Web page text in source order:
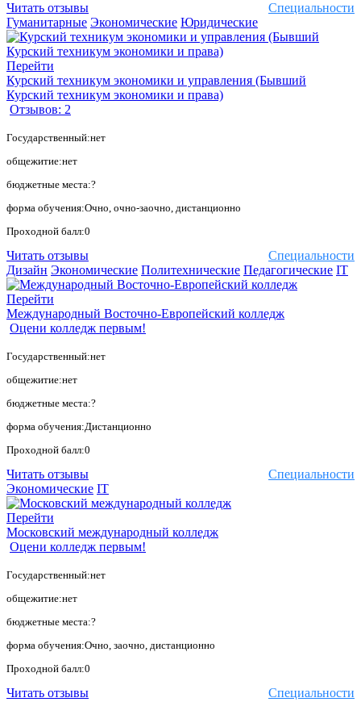
Специальности
Читать отзывы
Гуманитарные Экономические Юридические
Перейти
Курский техникум экономики и управления (Бывший
Курский техникум экономики и права)
Отзывов: 2
Государственный:нет
общежитие:нет
бюджетные места:?
форма обучения:Очно, очно-заочно, дистанционно
Проходной балл:0
Специальности
Читать отзывы
Дизайн Экономические Политехнические Педагогические IT
Перейти
Международный Восточно-Европейский колледж
Оцени колледж первым!
Государственный:нет
общежитие:нет
бюджетные места:?
форма обучения:Дистанционно
Проходной балл:0
Специальности
Читать отзывы
Экономические IT
Перейти
Московский международный колледж
Оцени колледж первым!
Государственный:нет
общежитие:нет
бюджетные места:?
форма обучения:Очно, заочно, дистанционно
Проходной балл:0
Специальности
Читать отзывы